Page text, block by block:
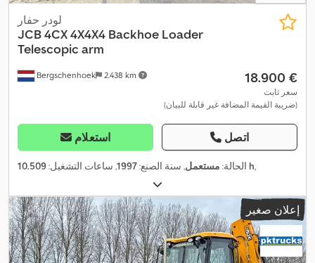
Bergschenhoek 2.438 km
لودر حفار
JCB4CX 4X4X4 Backhoe Loader
Telescopic arm
‏18.900 €
سعر ثابت
(ضريبة القيمة المضافة غير قابلة للبيان)
استعلام اتصل
الحالة: مستعمل, سنة الصنع:1997, ساعات التشغيل: 10.509 h,
إعلان صغير